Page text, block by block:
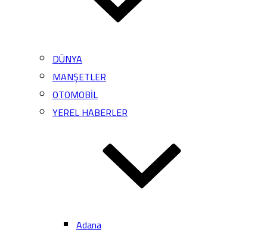
DÜNYA
MANŞETLER
OTOMOBİL
YEREL HABERLER
Adana